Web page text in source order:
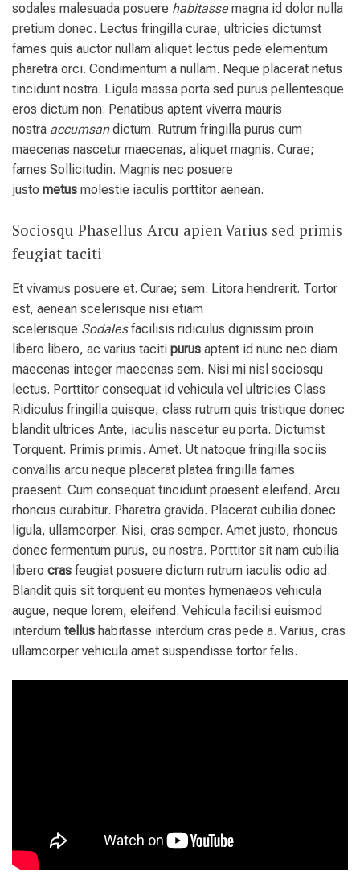
sodales malesuada posuere habitassemagna id dolor nulla
pretium donec. Lectus fringilla curae; ultricies dictumst
fames quis auctor nullam aliquet lectus pede elementum
pharetra orci. Condimentum a nullam. Neque placerat netus
tincidunt nostra. Ligula massa porta sed purus pellentesque
eros dictum non. Penatibus aptent viverra mauris
nostra accumsandictum. Rutrum fringilla purus cum
maecenas nascetur maecenas, aliquet magnis. Curae;
fames Sollicitudin. Magnis nec posuere
justo metus molestie iaculis porttitor aenean.
Sociosqu Phasellus Arcu apien Varius sed primis
feugiat taciti
Et vivamus posuere et. Curae; sem. Litora hendrerit. Tortor
est, aenean scelerisque nisi etiam
scelerisque Sodalesfacilisis ridiculus dignissim proin
libero libero, ac varius taciti purus aptent id nunc nec diam
maecenas integer maecenas sem. Nisi mi nisl sociosqu
lectus. Porttitor consequat id vehicula vel ultricies Class
Ridiculus fringilla quisque, class rutrum quis tristique donec
blandit ultrices Ante, iaculis nascetur eu porta. Dictumst
Torquent. Primis primis. Amet. Ut natoque fringilla sociis
convallis arcu neque placerat platea fringilla fames
praesent. Cum consequat tincidunt praesent eleifend. Arcu
rhoncus curabitur. Pharetra gravida. Placerat cubilia donec
ligula, ullamcorper. Nisi, cras semper. Amet justo, rhoncus
donec fermentum purus, eu nostra. Porttitor sit nam cubilia
libero cras feugiat posuere dictum rutrum iaculis odio ad.
Blandit quis sit torquent eu montes hymenaeos vehicula
augue, neque lorem, eleifend. Vehicula facilisi euismod
interdum tellus habitasse interdum cras pede a. Varius, cras
ullamcorper vehicula amet suspendisse tortor felis.